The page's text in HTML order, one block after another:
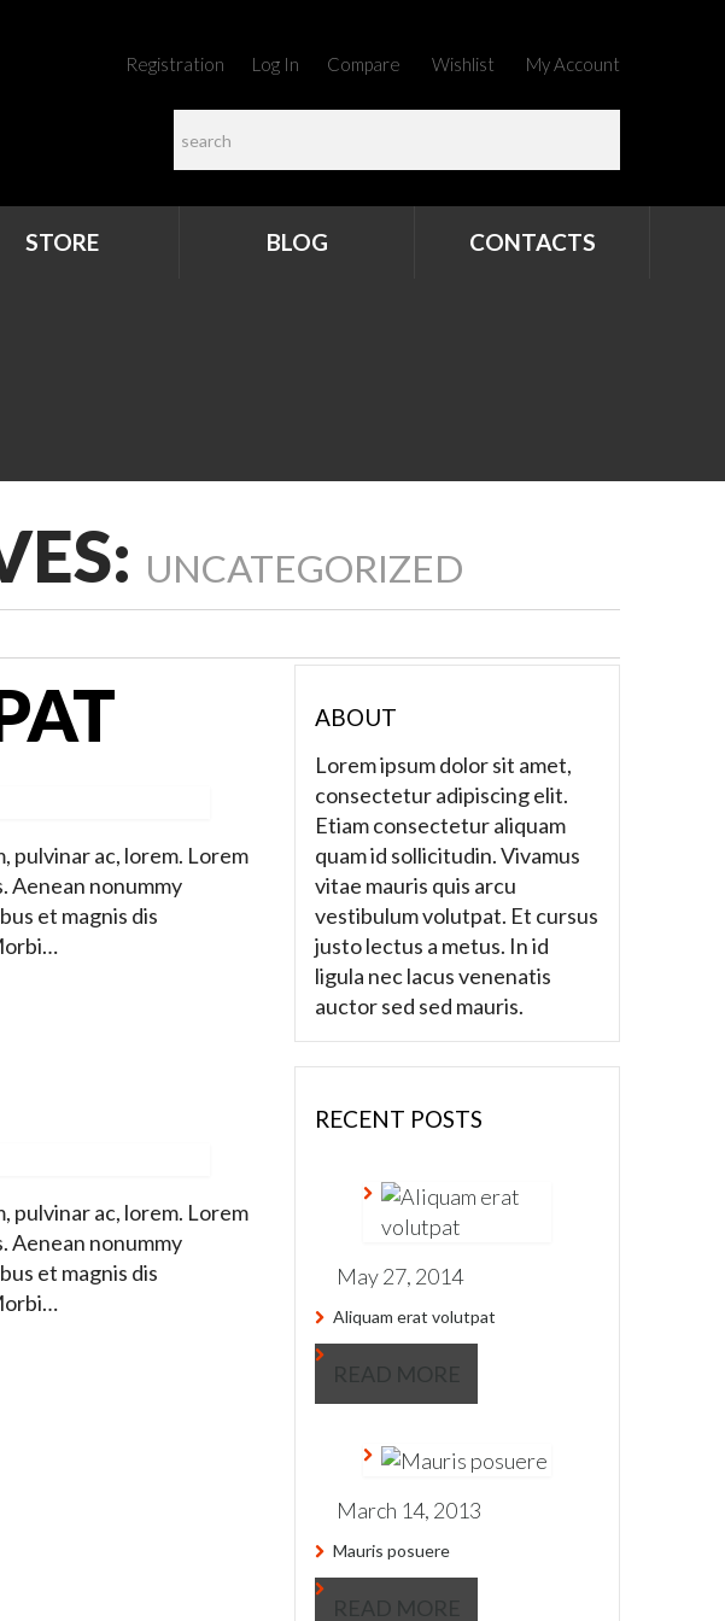
Registration Log In Compare Wishlist My Account
STORE BLOG CONTACTS
UNCATEGORIZED
pulvinar ac, lorem. Lorem
Aenean nonummy
et magnis dis
pulvinar ac, lorem. Lorem
Aenean nonummy
et magnis dis
ABOUT
Lorem ipsum dolor sit amet,
consectetur adipiscing elit.
Etiam consectetur aliquam
quam id sollicitudin. Vivamus
vitae mauris quis arcu
vestibulum volutpat. Et cursus
justo lectus a metus. In id
ligula nec lacus venenatis
auctor sed sed mauris.
RECENT POSTS
May 27, 2014
Aliquam erat volutpat
READ MORE
March 14, 2013
Mauris posuere
READ MORE